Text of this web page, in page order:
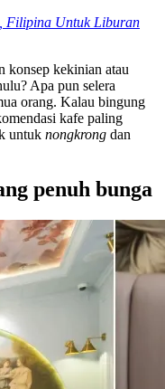
Filipina Untuk Liburan
konsep kekinian atau
Apa pun selera
orang. Kalau bingung
kafe paling
untuk nongkrong dan
penuh bunga